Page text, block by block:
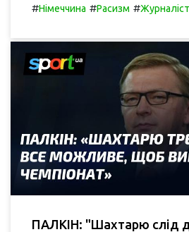
#Німеччина #Расизм #Журналіст
ПАЛКІН: "Шахтарю слід